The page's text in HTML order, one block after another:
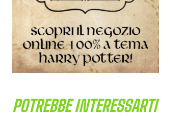
POTREBBE INTERESSARTI